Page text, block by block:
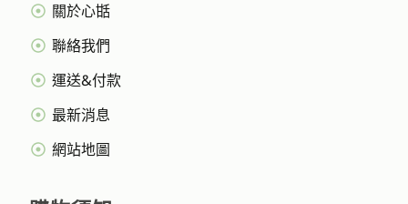
關於心甛
聯絡我們
運送&付款
最新消息
網站地圖